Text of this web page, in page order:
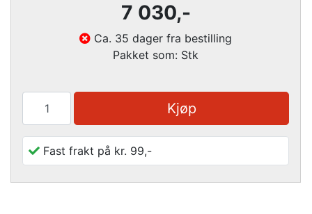
7 030,-
Ca. 35 dager fra bestilling
Pakket som: Stk
Kjøp
Fast frakt på kr. 99,-